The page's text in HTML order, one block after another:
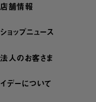
店舗情報
ショップニュース
法人のお客さま
イデーについて